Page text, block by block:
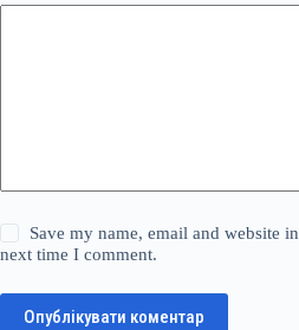
Save my name, email and website
next time I comment.
Опублікувати коментар